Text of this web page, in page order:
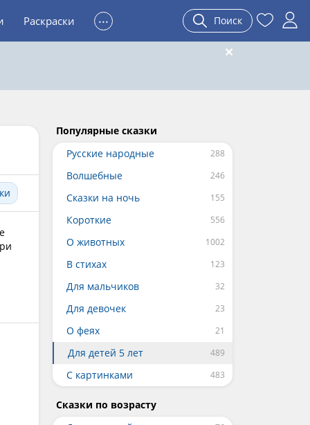
Раскраски ... Поиск
Популярные сказки
Русские народные
Волшебные
Сказки на ночь
Короткие
О животных
В стихах
Для мальчиков
Для девочек
О феях
Для детей 5 лет
С картинками
Сказки по возрасту